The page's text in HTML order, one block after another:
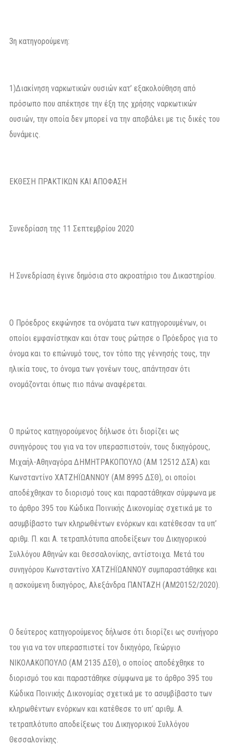
3η κατηγορούμενη:
1)Διακίνηση ναρκωτικών ουσιών κατ’ εξακολούθηση από
πρόσωπο που απέκτησε την έξη της χρήσης ναρκωτικών
ουσιών, την οποία δεν μπορεί να την αποβάλει με τις δικές του
δυνάμεις.
ΕΚΘΕΣΗ ΠΡΑΚΤΙΚΩΝ ΚΑΙ ΑΠΟΦΑΣΗ
Συνεδρίαση της 11 Σεπτεμβρίου 2020
Η Συνεδρίαση έγινε δημόσια στο ακροατήριο του Δικαστηρίου.
Ο Πρόεδρος εκφώνησε τα ονόματα των κατηγορουμένων, οι
οποίοι εμφανίστηκαν και όταν τους ρώτησε ο Πρόεδρος για το
όνομα και το επώνυμό τους, τον τόπο της γέννησής τους, την
ηλικία τους, το όνομα των γονέων τους, απάντησαν ότι
ονομάζονται όπως πιο πάνω αναφέρεται.
Ο πρώτος κατηγορούμενος δήλωσε ότι διορίζει ως
συνηγόρους του για να τον υπερασπιστούν, τους δικηγόρους,
Μιχαήλ-Αθηναγόρα ΔΗΜΗΤΡΑΚΟΠΟΥΛΟ (ΑΜ 12512 ΔΣΑ) και
Κωνσταντίνο ΧΑΤΖΗΪΩΑΝΝΟΥ (ΑΜ 8995 ΔΣΘ), οι οποίοι
αποδέχθηκαν το διορισμό τους και παραστάθηκαν σύμφωνα με
το άρθρο 395 του Κώδικα Ποινικής Δικονομίας σχετικά με το
ασυμβίβαστο των κληρωθέντων ενόρκων και κατέθεσαν τα υπ’
αριθμ. Π. και Α. τετραπλότυπα αποδείξεων του Δικηγορικού
Συλλόγου Αθηνών και Θεσσαλονίκης, αντίστοιχα. Μετά του
συνηγόρου Κωνσταντίνο ΧΑΤΖΗΪΩΑΝΝΟΥ συμπαραστάθηκε και
η ασκούμενη δικηγόρος, Αλεξάνδρα ΠΑΝΤΑΖΗ (ΑΜ20152/2020).
Ο δεύτερος κατηγορούμενος δήλωσε ότι διορίζει ως συνήγορο
του για να τον υπερασπιστεί τον δικηγόρο, Γεώργιο
ΝΙΚΟΛΑΚΟΠΟΥΛΟ (ΑΜ 2135 ΔΣΘ), ο οποίος αποδέχθηκε το
διορισμό του και παραστάθηκε σύμφωνα με το άρθρο 395 του
Κώδικα Ποινικής Δικονομίας σχετικά με το ασυμβίβαστο των
κληρωθέντων ενόρκων και κατέθεσε το υπ’ αριθμ. Α.
τετραπλότυπο αποδείξεως του Δικηγορικού Συλλόγου
Θεσσαλονίκης.